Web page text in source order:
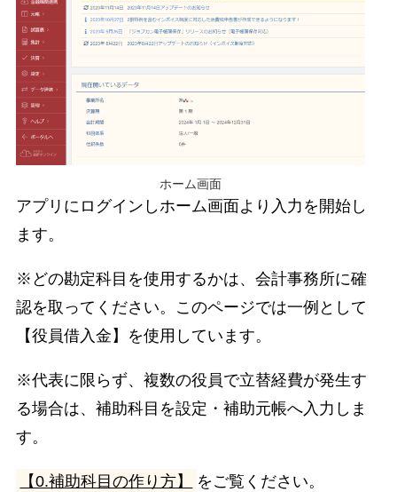
ホーム画面
アプリにログインしホーム画面より入力を開始し
ます。
※どの勘定科目を使用するかは、会計事務所に確
認を取ってください。このページでは一例として
【役員借入金】を使用しています。
※代表に限らず、複数の役員で立替経費が発生す
る場合は、補助科目を設定・補助元帳へ入力しま
す。
【0.補助科目の作り方】 をご覧ください。